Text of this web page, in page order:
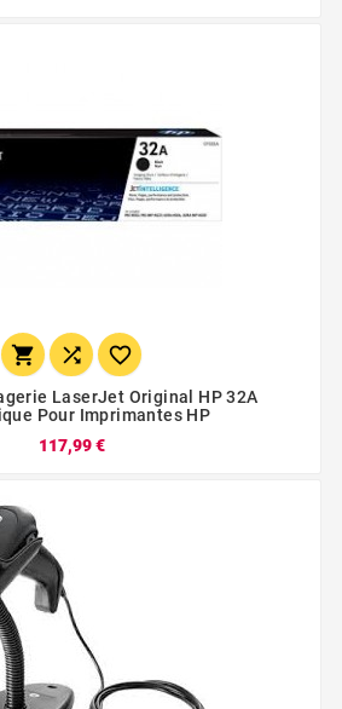
  
LaserJet Original HP 32A
Pour Imprimantes HP
117,99 €